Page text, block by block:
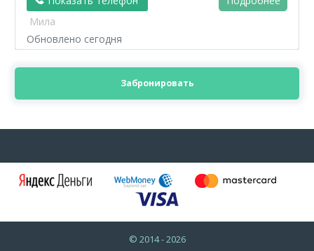
Мила
Обновлено сегодня
Забронировать
© 2014 - 2026